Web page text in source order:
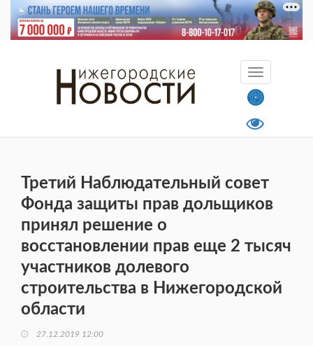
Третий Наблюдательный совет
Фонда защиты прав дольщиков
принял решение о
восстановлении прав еще 2 тысяч
участников долевого
строительства в Нижегородской
области
27.12.2019 12:00